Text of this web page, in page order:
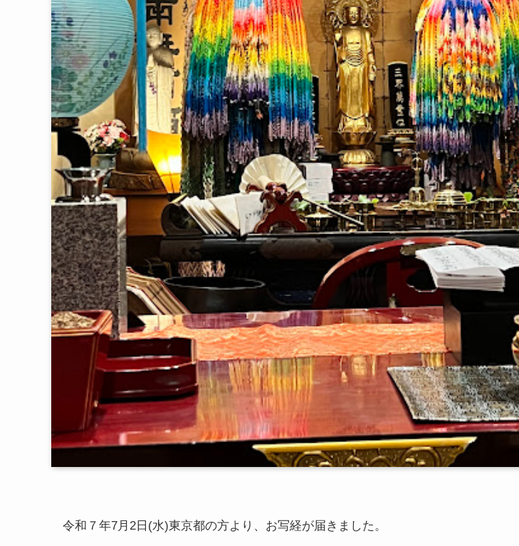
令和７年7月2日(水)東京都の方より、お写経が届きました。